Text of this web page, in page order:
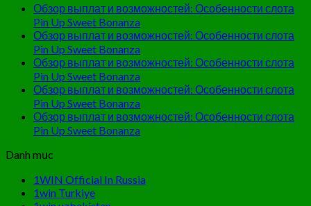
Обзор выплат и возможностей: Особенности слота
Pin Up Sweet Bonanza
Обзор выплат и возможностей: Особенности слота
Pin Up Sweet Bonanza
Обзор выплат и возможностей: Особенности слота
Pin Up Sweet Bonanza
Обзор выплат и возможностей: Особенности слота
Pin Up Sweet Bonanza
Обзор выплат и возможностей: Особенности слота
Pin Up Sweet Bonanza
Danh mục
1WIN Official In Russia
1win Turkiye